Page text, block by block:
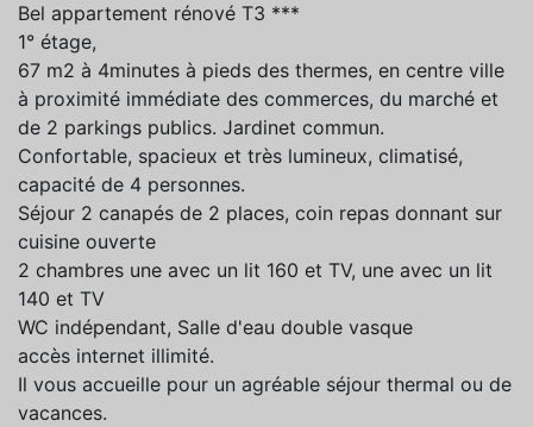
Bel appartement rénové T3 ***
1° étage,
67 m2 à 4minutes à pieds des thermes, en centre ville
à proximité immédiate des commerces, du marché et
de 2 parkings publics. Jardinet commun.
Confortable, spacieux et très lumineux, climatisé,
capacité de 4 personnes.
Séjour 2 canapés de 2 places, coin repas donnant sur
cuisine ouverte
2 chambres une avec un lit 160 et TV, une avec un lit
140 et TV
WC indépendant, Salle d'eau double vasque
accès internet illimité.
Il vous accueille pour un agréable séjour thermal ou de
vacances.